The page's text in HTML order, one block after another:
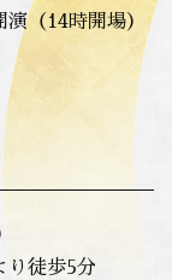
時開場）
り徒歩5分